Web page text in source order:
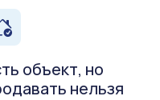
объект, но
нельзя